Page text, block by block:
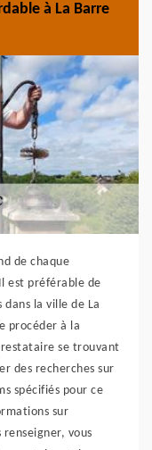
à La Barre
de chaque
est préférable de
la ville de La
procéder à la
se trouvant
des recherches sur
spécifiés pour ce
sur
vous